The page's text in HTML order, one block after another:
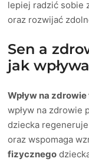
lepiej radzić sobie
oraz rozwijać
Sen a
jak
Wpływ na
wpływ na zdrowie
dziecka
oraz wspomaga
fizycznego